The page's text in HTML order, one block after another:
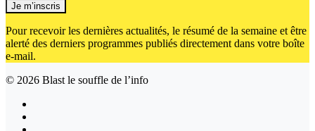
Je m’inscris
Pour recevoir les dernières actualités, le résumé de la semaine et être
alerté des derniers programmes publiés directement dans votre boîte
e-mail.
© 2026 Blast le souffle de l’info